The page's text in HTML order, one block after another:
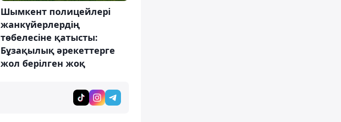
Шымкент полицейлері
жанкүйерлердің
төбелесіне қатысты:
Бұзақылық әрекеттерге
жол берілген жоқ